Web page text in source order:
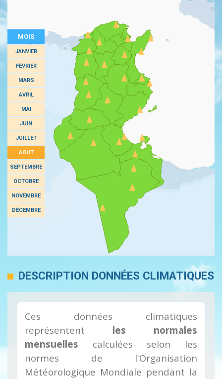
MOIS
JANVIER
FÉVRIER
MARS
AVRIL
MAI
JUIN
JUILLET
AOUT
SEPTEMBRE
OCTOBRE
NOVEMBRE
DÉCEMBRE
DESCRIPTION DONNÉES CLIMATIQUES
Ces données climatiques
représentent les normales
mensuelles calculées selon les
normes de l'Organisation
Météorologique Mondiale pendant la